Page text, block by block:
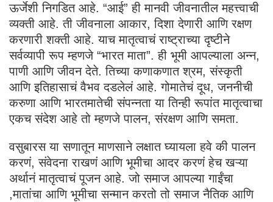
ऊर्जेशी निगडित आहे. “आई” ही मानवी जीवनातील महत्त्वाची
व्यक्ती आहे. ती जीवनाला आकार, दिशा देणारी आणि रक्षण
करणारी शक्ती आहे. याच मातृत्वाचं राष्ट्राच्या दृष्टीने
सर्वव्यापी रूप म्हणजे “भारत माता”. ही भूमी आपल्याला अन्न,
पाणी आणि जीवन देते. तिच्या कणाकणात श्रम, संस्कृती
आणि इतिहासाचं वैभव दडलेलं आहे. गोमातेचं दूध, जननीची
करुणा आणि भारतमातेची संपन्नता या तिन्ही रूपांत मातृत्वाचा
एकच संदेश आहे तो म्हणजे पालन, संरक्षण आणि समता.
वसुबारस या सणातून माणसाने लक्षात घ्यायला हवे की पालन
करणं, संवेदना राखणं आणि भूमीचा आदर करणं हेच खऱ्या
अर्थानं मातृत्वाचं पूजन आहे. जो समाज आपल्या गाईंचा
,मातांचा आणि भूमीचा सन्मान करतो तो समाज नैतिक आणि